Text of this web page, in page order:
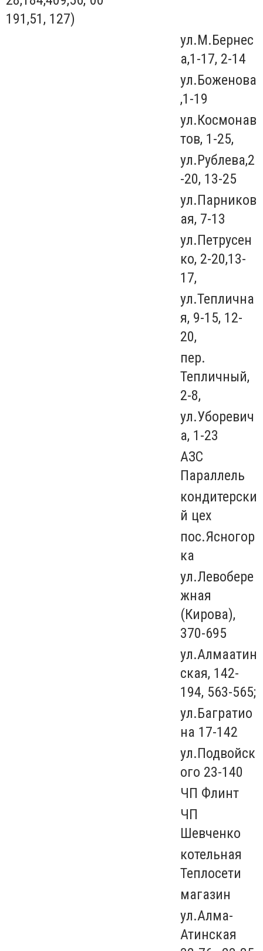
191,51, 127)
ул.М.Бернес
а,1-17, 2-14
ул.Боженова
,1-19
ул.Космонав
тов, 1-25,
ул.Рублева,2
-20, 13-25
ул.Парников
ая, 7-13
ул.Петрусен
ко, 2-20,13-
17,
ул.Теплична
я, 9-15, 12-
20,
пер.
Тепличный,
2-8,
ул.Уборевич
а, 1-23
АЗС
Параллель
кондитерски
й цех
пос.Ясногор
ка
ул.Левобере
жная
(Кирова),
370-695
ул.Алмаатин
ская, 142-
194, 563-565;
ул.Багратио
на 17-142
ул.Подвойск
ого 23-140
ЧП Флинт
ЧП
Шевченко
котельная
Теплосети
магазин
ул.Алма-
Атинская